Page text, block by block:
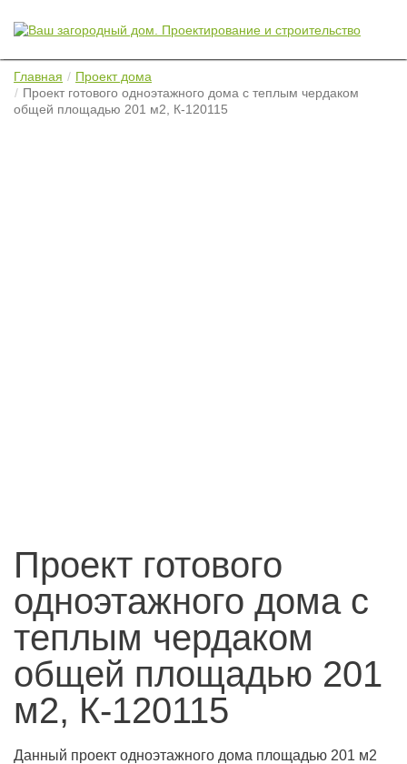
Главная
Проект дома
Проект готового одноэтажного дома с теплым чердаком
общей площадью 201 м2, К-120115
Проект готового
одноэтажного дома с
теплым чердаком
общей площадью 201
м2, К-120115
Данный проект одноэтажного дома площадью 201 м2